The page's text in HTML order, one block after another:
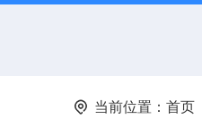
当前位置： 首页